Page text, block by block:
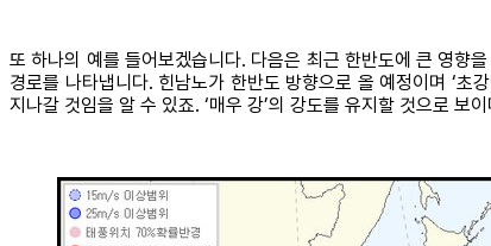
또 하나의 예를 들어보겠습니다. 다음은 최근 한반도에 큰 영향
경로를 나타냅니다. 힌남노가 한반도 방향으로 올 예정이며 ‘초
지나갈 것임을 알 수 있죠. ‘매우 강’의 강도를 유지할 것으로 보